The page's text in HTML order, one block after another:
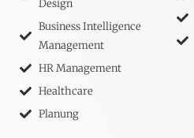
Design
Business Intelligence
Management
HR Management
Healthcare
Planung